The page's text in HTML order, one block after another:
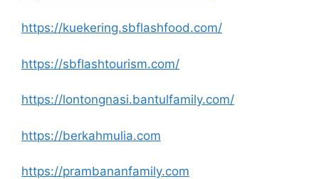
https://kuekering.sbflashfood.com/
https://sbflashtourism.com/
https://lontongnasi.bantulfamily.com/
https://berkahmulia.com
https://prambananfamily.com